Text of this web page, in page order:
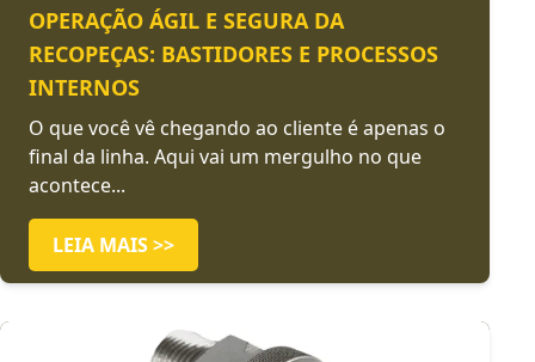
OPERAÇÃO ÁGIL E SEGURA DA
RECOPEÇAS: BASTIDORES E PROCESSOS
INTERNOS
O que você vê chegando ao cliente é apenas o
final da linha. Aqui vai um mergulho no que
acontece...
LEIA MAIS >>